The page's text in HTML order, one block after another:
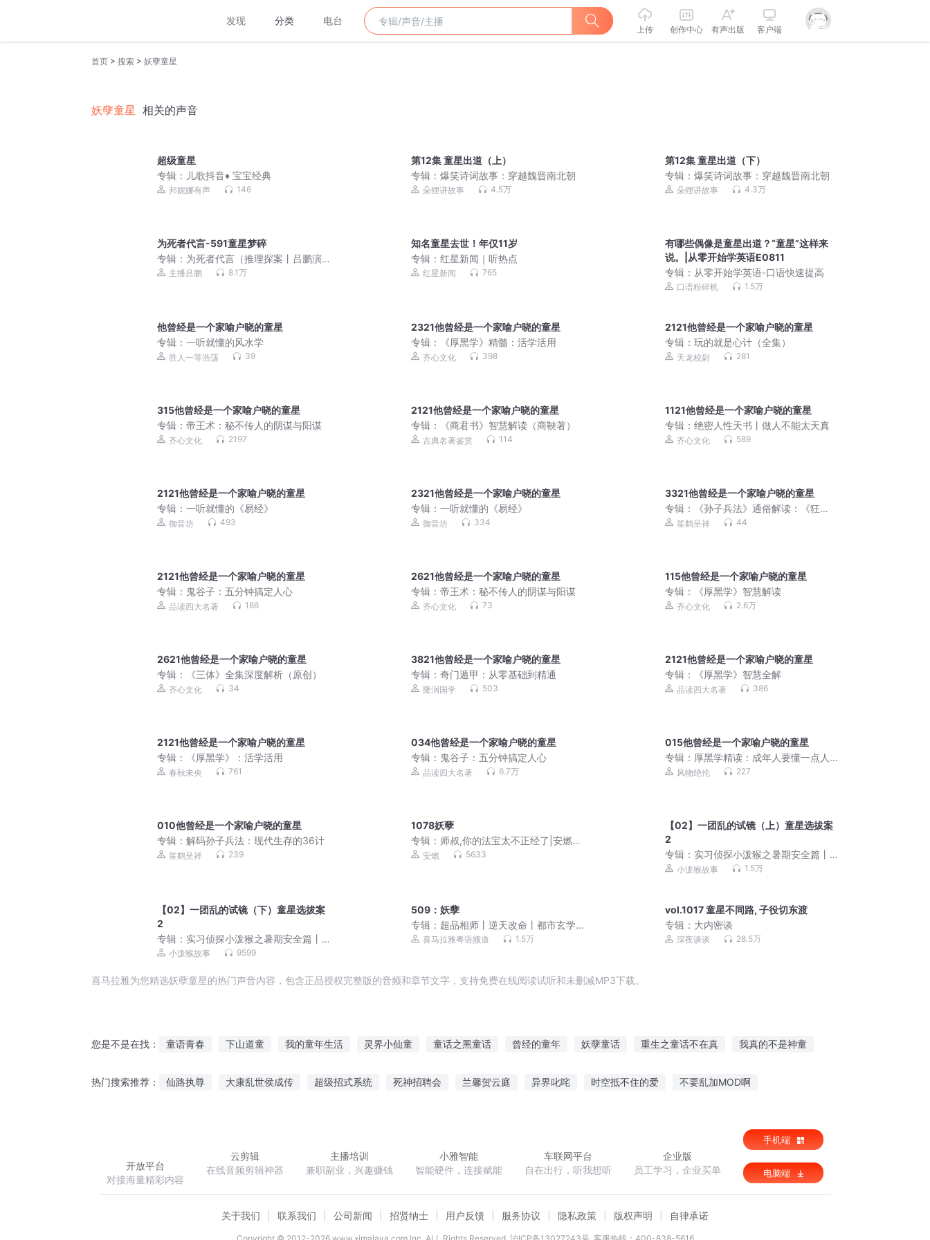
发现 分类 电台
上传 创作中心 有声出版 客户端
首页 > 搜索 > 妖孽童星
妖孽童星 相关的声音
超级童星
专辑： 儿歌抖音♦️ 宝宝经典
邦妮娜有声 146
第12集 童星出道（上）
专辑：爆笑诗词故事：穿越魏晋南北朝
朵狸讲故事 4.5万
第12集 童星出道（下）
专辑：爆笑诗词故事：穿越魏晋南北朝
朵狸讲故事 4.3万
为死者代言-591童星梦碎
专辑： 为死者代言（推理探案丨吕鹏演
播）主播吕鹏 8.1万
知名童星去世！年仅11岁
专辑：红星新闻｜听热点
红星新闻 765
有哪些偶像是童星出道？“童星”这样来
说。|从零开始学英语E0811
专辑： 从零开始学英语-口语快速提高
口语粉碎机 1.5万
他曾经是一个家喻户晓的童星
专辑： 一听就懂的风水学
胜人一等浩荡 39
2321他曾经是一个家喻户晓的童星
专辑：
《厚黑学》精髓：活学活用
齐心文化 398
2121他曾经是一个家喻户晓的童星
专辑：玩的就是心计（全集）
天龙校尉 281
315他曾经是一个家喻户晓的童星
专辑： 帝王术：秘不传人的阴谋与阳谋
齐心文化 2197
2121他曾经是一个家喻户晓的童星
专辑：
《商君书》智慧解读（商鞅著）
古典名著鉴赏 114
1121他曾经是一个家喻户晓的童星
专辑：绝密人性天书丨做人不能太天真
齐心文化 589
2121他曾经是一个家喻户晓的童星
专辑： 一听就懂的《易经》
御音坊 493
2321他曾经是一个家喻户晓的童星
专辑：一听就懂的《易经》
御音坊 334
3321他曾经是一个家喻户晓的童星
专辑：
《孙子兵法》通俗解读：《狂
飙》高启强同款
笙鹤呈祥 44
2121他曾经是一个家喻户晓的童星
专辑： 鬼谷子：五分钟搞定人心
品读四大名著 186
2621他曾经是一个家喻户晓的童星
专辑：帝王术：秘不传人的阴谋与阳谋
齐心文化 73
115他曾经是一个家喻户晓的童星
专辑：
《厚黑学》智慧解读
齐心文化 2.6万
2621他曾经是一个家喻户晓的童星
专辑：
《三体》全集深度解析（原创）
齐心文化 34
3821他曾经是一个家喻户晓的童星
专辑：奇门遁甲：从零基础到精通
隆润国学 503
2121他曾经是一个家喻户晓的童星
专辑：
《厚黑学》智慧全解
品读四大名著 386
2121他曾经是一个家喻户晓的童星
专辑：
《厚黑学》：活学活用
春秋未央 761
034他曾经是一个家喻户晓的童星
专辑： 鬼谷子：五分钟搞定人心
品读四大名著 6.7万
015他曾经是一个家喻户晓的童星
专辑： 厚黑学精读：成年人要懂一点人
性 风物绝伦 227
010他曾经是一个家喻户晓的童星
专辑： 解码孙子兵法：现代生存的36计
笙鹤呈祥 239
1078妖孽
专辑： 师叔,你的法宝太不正经了|安燃穿
越爆笑修仙|法宝不正经VIP免费有声小
安燃 5633
【02】一团乱的试镜（上）童星选拔案
2
专辑： 实习侦探小泼猴之暑期安全篇丨
反诈丨生活安全
小泼猴故事 1.5万
【02】一团乱的试镜（下）童星选拔案
2
专辑： 实习侦探小泼猴之暑期安全篇丨
反诈丨生活安全
小泼猴故事 9599
509：妖孽
专辑： 超品相师丨逆天改命丨都市玄学
（粤语）
喜马拉雅粤语频道 1.5万
vol.1017 童星不同路, 子役切东渡
专辑： 大内密谈
深夜谈谈 28.5万
喜马拉雅为您精选妖孽童星的热门声音内容，包含正品授权完整版的音频和章节文字，支持免费在线阅读试听和未删减MP3下载。
您是不是在找： 童语青春 下山道童 我的童年生活 灵界小仙童 童话之黑童话 曾经的童年 妖孽童话 重生之童话不在真 我真的不是神童
热门搜索推荐： 仙路执尊 大康乱世侯成传 超级招式系统 死神招聘会 兰馨贺云庭 异界叱咤 时空抵不住的爱 不要乱加MOD啊
开放平台
对接海量精彩内容
云剪辑
在线音频剪辑神器
主播培训
兼职副业，兴趣赚钱
小雅智能
智能硬件，连接赋能
车联网平台
自在出行，听我想听
企业版
员工学习，企业买单
手机端
电脑端
关于我们 联系我们 公司新闻 招贤纳士 用户反馈 服务协议 隐私政策 版权声明 自律承诺